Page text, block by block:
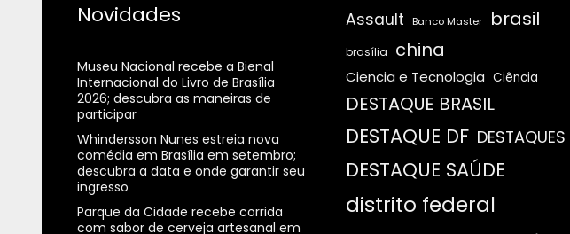
Novidades
Museu Nacional recebe a Bienal
Internacional do Livro de Brasília
2026; descubra as maneiras de
participar
Whindersson Nunes estreia nova
comédia em Brasília em setembro;
descubra a data e onde garantir seu
ingresso
Parque da Cidade recebe corrida
com sabor de cerveja artesanal em
Assault Banco Master brasil
brasília china
Ciencia e Tecnologia Ciência
DESTAQUE BRASIL
DESTAQUE DF DESTAQUES
DESTAQUE SAÚDE
distrito federal